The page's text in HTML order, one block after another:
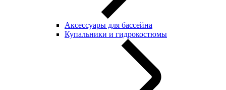
Аксессуары для бассейна
Купальники и гидрокостюмы